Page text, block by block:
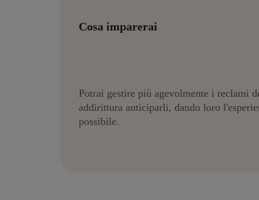
Cosa imparerai
Potrai gestire più agevolmente i reclami
addirittura anticiparli, dando loro
possibile.